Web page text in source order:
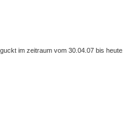
im zeitraum vom 30.04.07 bis heute.